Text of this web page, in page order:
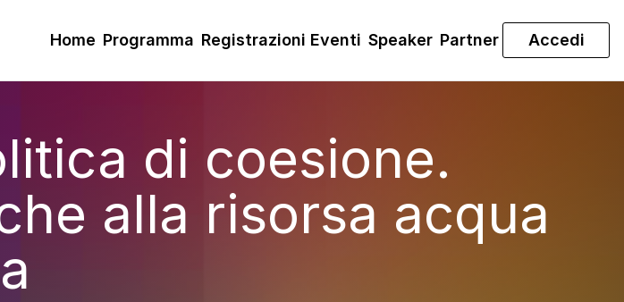
Home Programma Registrazioni Eventi Speaker Partner Accedi
di coesione.
alla risorsa acqua